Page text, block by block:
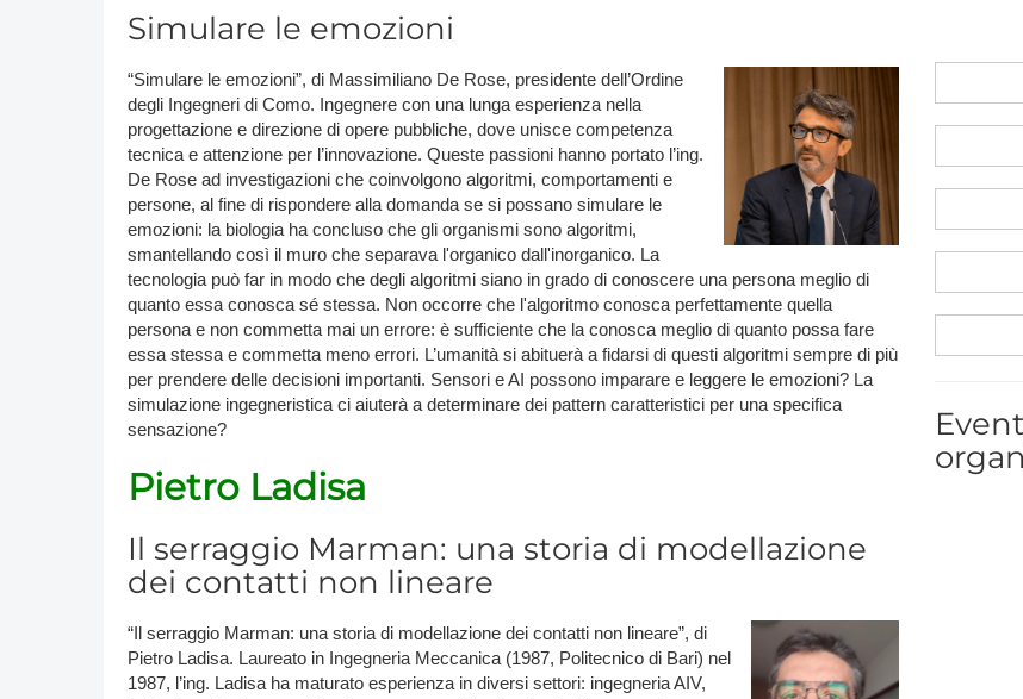
DACH
Eastern Europe
NAFEMS
Code
Knowledge
The
Simulare le emozioni
“Simulare le emozioni”, di Massimiliano De Rose, presidente dell’Ordine
degli Ingegneri di Como. Ingegnere con una lunga esperienza nella
progettazione e direzione di opere pubbliche, dove unisce competenza
tecnica e attenzione per l’innovazione. Queste passioni hanno portato l’ing.
De Rose ad investigazioni che coinvolgono algoritmi, comportamenti e
persone, al fine di rispondere alla domanda se si possano simulare le
emozioni: la biologia ha concluso che gli organismi sono algoritmi,
smantellando così il muro che separava l'organico dall'inorganico. La
tecnologia può far in modo che degli algoritmi siano in grado di conoscere una persona meglio di
quanto essa conosca sé stessa. Non occorre che l'algoritmo conosca perfettamente quella
persona e non commetta mai un errore: è sufficiente che la conosca meglio di quanto possa fare
essa stessa e commetta meno errori. L’umanità si abituerà a fidarsi di questi algoritmi sempre di più
per prendere delle decisioni importanti. Sensori e AI possono imparare e leggere le emozioni? La
simulazione ingegneristica ci aiuterà a determinare dei pattern caratteristici per una specifica
sensazione?
Pietro Ladisa
Il serraggio Marman: una storia di modellazione
dei contatti non lineare
“Il serraggio Marman: una storia di modellazione dei contatti non lineare”, di
Pietro Ladisa. Laureato in Ingegneria Meccanica (1987, Politecnico di Bari) nel
1987, l’ing. Ladisa ha maturato esperienza in diversi settori: ingegneria AIV,